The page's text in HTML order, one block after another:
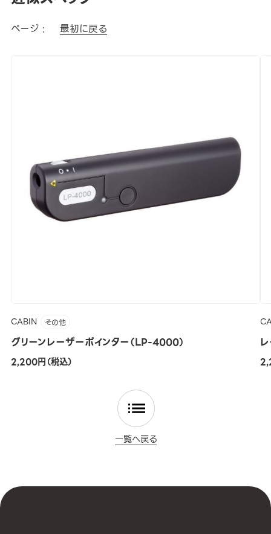
ページ : 最初に戻る
CABIN その他
グリーンレーザーポインター（LP-4000）
2,200円（税込）
一覧へ戻る